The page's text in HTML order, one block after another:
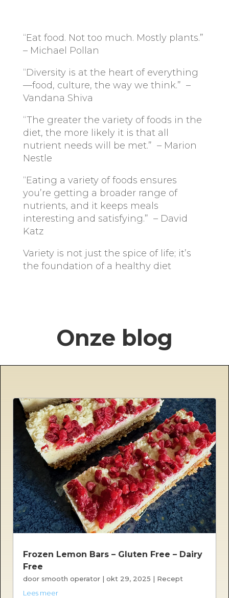
“Eat food. Not too much. Mostly plants.”
– Michael Pollan
“Diversity is at the heart of everything
—food, culture, the way we think.” –
Vandana Shiva
“The greater the variety of foods in the
diet, the more likely it is that all
nutrient needs will be met.” – Marion
Nestle
“Eating a variety of foods ensures
you’re getting a broader range of
nutrients, and it keeps meals
interesting and satisfying.” – David
Katz
Variety is not just the spice of life; it’s
the foundation of a healthy diet
Onze blog
Frozen Lemon Bars – Gluten Free – Dairy
Free
door smooth operator |okt 29, 2025 | Recept
Lees meer